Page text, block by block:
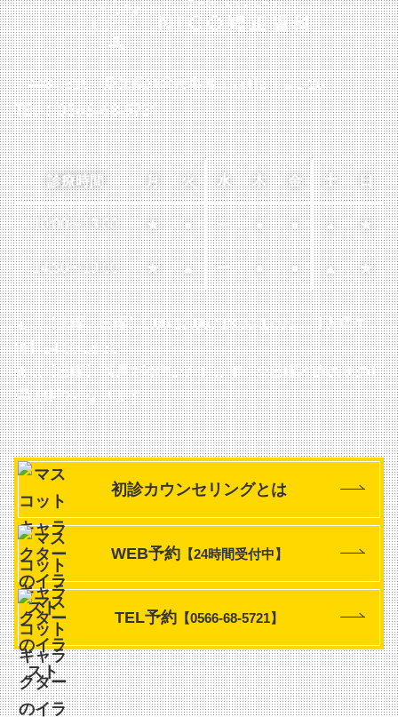
〒448-0816 愛知県刈谷市半城土西町2丁目1-26
TEL：0566-68-5721
診療時間 月 火 水 木 金 土 日
10:00〜13:00 ★ ● ー ● ● ▲ ★
14:30 〜19:00 ★ ▲ ー ● ● ▲ ★
▲…【土曜・日曜】9:00-12:00 / 13:00-17:00【火曜午
後】14:00-18:30
★…【日曜】隔週で診療いたします※日曜診療の次の月
曜は休診となります
初診カウンセリングとは
WEB予約【24時間受付中】
TEL予約 【0566-68-5721】